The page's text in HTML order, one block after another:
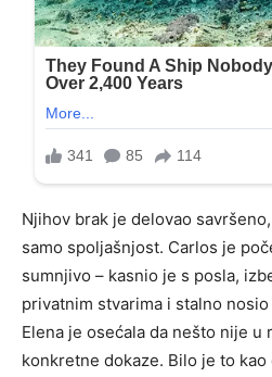
Njihov brak je delovao
samo spoljašnjost. Carlos je
sumnjivo – kasnio je s posla,
privatnim stvarima i stalno
Elena je osećala da nešto nije u
konkretne dokaze. Bilo je to